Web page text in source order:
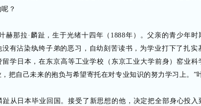
？
赫那拉·麟趾，生于光绪十四年（1888年）。父亲的青少年时
有沾染纨绔子弟的恶习，自幼刻苦读书，为学业打下了扎实
留学日本，在东京高等工业学校（东京工业大学前身）窑业科
把自己未来的抱负与希望寄托在对专业知识的努力学习上。”
趾从日本毕业回国。接受了新思想的他，决定把全部身心投入